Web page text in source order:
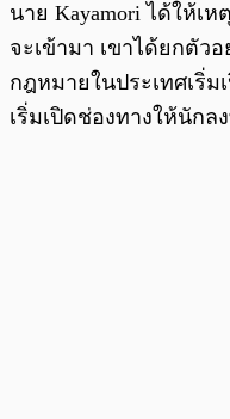
นาย Kayamori ได้ให้เ
จะเข้ามา เขาได้ยกตัว
กฎหมายในประเทศเริ่
เริ่มเปิดช่องทางให้นัก